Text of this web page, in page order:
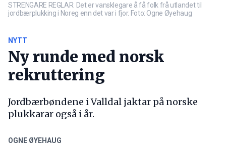
STRENGARE REGLAR: Det er vansklegare å få folk frå utlandet til
jordbærplukking i Noreg enn det var i fjor. Foto: Ogne Øyehaug
NYTT
Ny runde med norsk
rekruttering
Jordbærbøndene i Valldal jaktar på norske
plukkarar også i år.
OGNE ØYEHAUG